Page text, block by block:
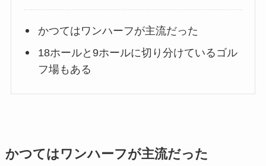
かつてはワンハーフが主流だった
18ホールと9ホールに切り分けているゴル
フ場もある
かつてはワンハーフが主流だった